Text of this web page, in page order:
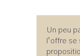
Un peu
l’offre